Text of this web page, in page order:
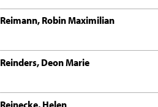
Reimann, Robin Maximilian
Reinders, Deon Marie
Reinecke, Helen